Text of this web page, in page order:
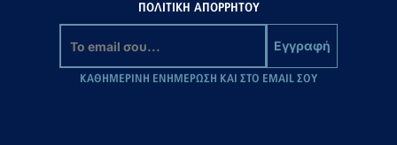
ΠΟΛΙΤΙΚΗ ΑΠΟΡΡΗΤΟΥ
Εγγραφή
ΚΑΘΗΜΕΡΙΝΗ ΕΝΗΜΕΡΩΣΗ ΚΑΙ ΣΤΟ EMAIL ΣΟΥ